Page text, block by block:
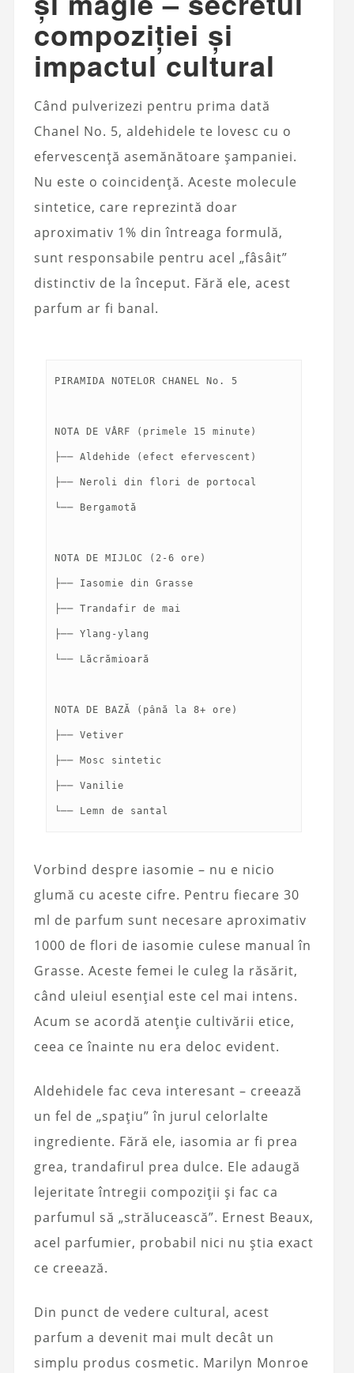
compoziției și
impactul cultural
Când pulverizezi pentru prima dată
Chanel No. 5, aldehidele te lovesc cu o
efervescență asemănătoare șampaniei.
Nu este o coincidență. Aceste molecule
sintetice, care reprezintă doar
aproximativ 1% din întreaga formulă,
sunt responsabile pentru acel „fâsâit”
distinctiv de la început. Fără ele, acest
parfum ar fi banal.
PIRAMIDA NOTELOR CHANEL No. 5
NOTA DE VÂRF (primele 15 minute)
├── Aldehide (efect efervescent)
├── Neroli din flori de portocal
└── Bergamotă
NOTA DE MIJLOC (2-6 ore)
├── Iasomie din Grasse
├── Trandafir de mai
├── Ylang-ylang
└── Lăcrămioară
NOTA DE BAZĂ (până la 8+ ore)
├── Vetiver
├── Mosc sintetic
├── Vanilie
Vorbind despre iasomie – nu e nicio
glumă cu aceste cifre. Pentru fiecare 30
ml de parfum sunt necesare aproximativ
1000 de flori de iasomie culese manual în
Grasse. Aceste femei le culeg la răsărit,
când uleiul esențial este cel mai intens.
Acum se acordă atenție cultivării etice,
ceea ce înainte nu era deloc evident.
Aldehidele fac ceva interesant – creează
un fel de „spațiu” în jurul celorlalte
ingrediente. Fără ele, iasomia ar fi prea
grea, trandafirul prea dulce. Ele adaugă
lejeritate întregii compoziții și fac ca
parfumul să „strălucească”. Ernest Beaux,
acel parfumier, probabil nici nu știa exact
ce creează.
Din punct de vedere cultural, acest
parfum a devenit mai mult decât un
simplu produs cosmetic. Marilyn Monroe